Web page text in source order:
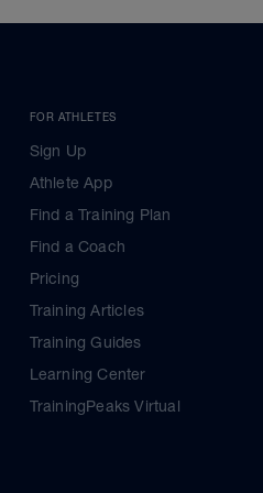
FOR ATHLETES
Sign Up
Athlete App
Find a Training Plan
Find a Coach
Pricing
Training Articles
Training Guides
Learning Center
TrainingPeaks Virtual